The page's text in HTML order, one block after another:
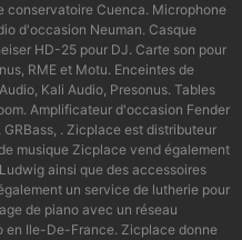
conservatoire Cuenca. Microphone
d'occasion Neuman. Casque
HD-25 pour DJ. Carte son pour
RME et Motu. Enceintes de
Kali Audio, Presonus. Tables
Amplificateur d'occasion Fender
. Zicplace est distributeur
musique Zicplace vend également
ainsi que des accessoires
un service de lutherie pour
de piano avec un réseau
en Ile-De-France. Zicplace donne